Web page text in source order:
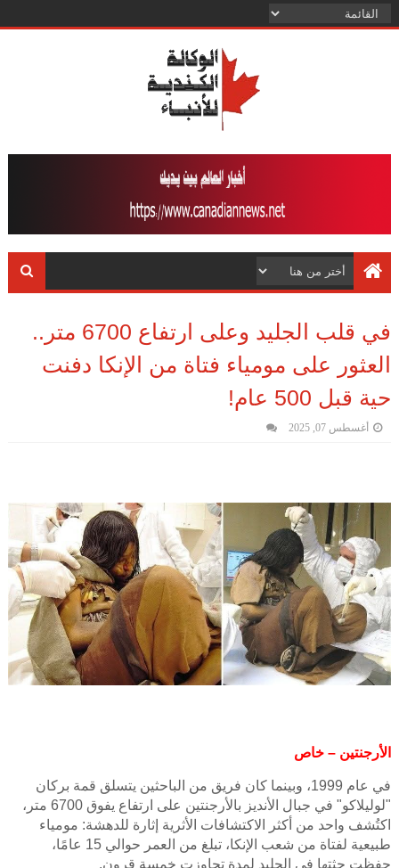
في قلب الجليد وعلى ارتفاع 6700 متر..
العثور على مومياء فتاة من الإنكا دفنت
حية قبل 500 عام!
أغسطس 07, 2025
الأرجنتين – خاص
في عام 1999، وبينما كان فريق من الباحثين يتسلق قمة بركان
"لوليلاكو" في جبال الأنديز بالأرجنتين على ارتفاع يفوق 6700 متر،
اكتُشف واحد من أكثر الاكتشافات الأثرية إثارة للدهشة: مومياء
طبيعية لفتاة من شعب الإنكا، تبلغ من العمر حوالي 15 عامًا،
حفظت جثتها في الجليد لمدة تجاوزت خمسة قرون.